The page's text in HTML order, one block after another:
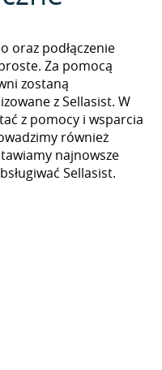
oraz podłączenie
Za pomocą
zostaną
z Sellasist. W
z pomocy i wsparcia
również
najnowsze
Sellasist.